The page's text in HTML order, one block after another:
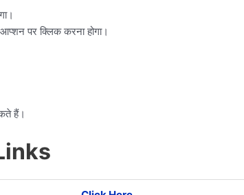
पर क्लिक करना होगा।
हैं।